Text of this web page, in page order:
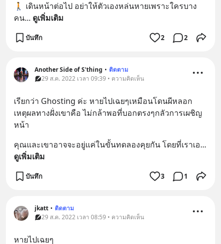
🚶 เดินหน้าต่อไป อย่าให้ตัวเองหล่นหายเพราะใครบาง
คน... ดูเพิ่มเติม
บันทึก 2 2
Another Side of S'thing • ติดตาม
29 ส.ค. 2022 เวลา 09:39 • ความคิดเห็น
เรียกว่า Ghosting ค่ะ หายไปเฉยๆเหมือนโดนผีหลอก
เหตุผลทางฝั่งเขาคือ ไม่กล้าพอที่บอกตรงๆกลัวการเผชิญ
หน้า
คุณและเขาอาจจะอยู่แค่ในขั้นทดลองคุยกัน โดยที่เราเอ
ดูเพิ่มเติม
บันทึก 3 1
jkatt • ติดตาม
29 ส.ค. 2022 เวลา 08:59 • ความคิดเห็น
หายไปเฉยๆ